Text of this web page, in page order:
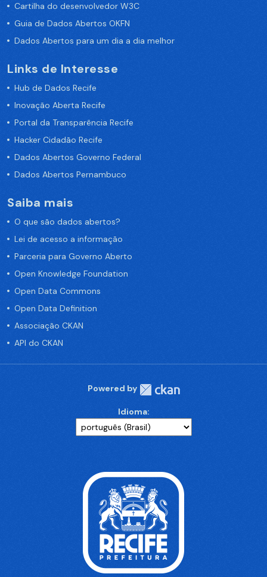
Cartilha do desenvolvedor W3C
Guia de Dados Abertos OKFN
Dados Abertos para um dia a dia melhor
Links de Interesse
Hub de Dados Recife
Inovação Aberta Recife
Portal da Transparência Recife
Hacker Cidadão Recife
Dados Abertos Governo Federal
Dados Abertos Pernambuco
Saiba mais
O que são dados abertos?
Lei de acesso a informação
Parceria para Governo Aberto
Open Knowledge Foundation
Open Data Commons
Open Data Definition
Associação CKAN
API do CKAN
Powered by
Idioma